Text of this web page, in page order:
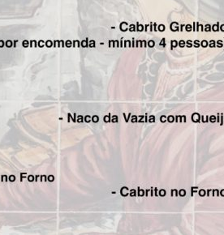
Seg.
Futsal: FCOH realiza treinos
de captação